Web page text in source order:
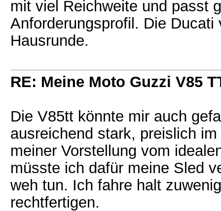
mit viel Reichweite und passt
Anforderungsprofil. Die
Hausrunde.
RE: Meine Moto Guzzi V85
Die V85tt könnte mir auch
ausreichend stark, preislich
meiner Vorstellung vom
müsste ich dafür meine Sled
weh tun. Ich fahre halt
rechtfertigen.